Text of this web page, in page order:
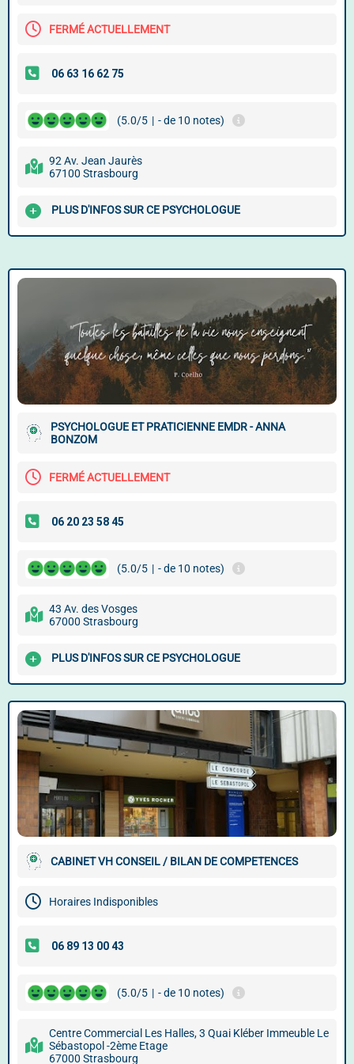
FERMÉ ACTUELLEMENT
(5.0/5 | - de 10 notes)
92 Av. Jean Jaurès
67100 Strasbourg
PLUS D'INFOS SUR CE PSYCHOLOGUE
PSYCHOLOGUE ET PRATICIENNE EMDR - ANNA
BONZOM
FERMÉ ACTUELLEMENT
(5.0/5 | - de 10 notes)
43 Av. des Vosges
67000 Strasbourg
PLUS D'INFOS SUR CE PSYCHOLOGUE
CABINET VH CONSEIL / BILAN DE COMPETENCES
Horaires Indisponibles
(5.0/5 | - de 10 notes)
Centre Commercial Les Halles, 3 Quai Kléber Immeuble Le
Sébastopol -2ème Etage
67000 Strasbourg